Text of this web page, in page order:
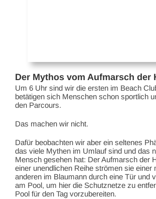
Der Mythos vom Aufmarsch der
Um 6 Uhr sind wir die ersten im Beach
betätigen sich Menschen schon sportlich
den Parcours.
Das machen wir nicht.
Dafür beobachten wir aber ein seltenes
das viele Mythen im Umlauf sind und das
Mensch gesehen hat: Der Aufmarsch der
einer unendlichen Reihe strömen sie einer
anderen im Blaumann durch eine Tür und
am Pool, um hier die Schutznetze zu
Pool für den Tag vorzubereiten.